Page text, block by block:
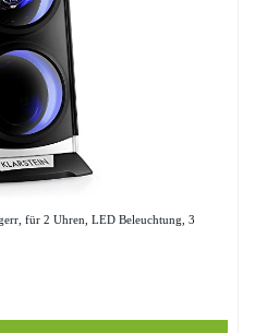
für 2 Uhren, LED Beleuchtung, 3